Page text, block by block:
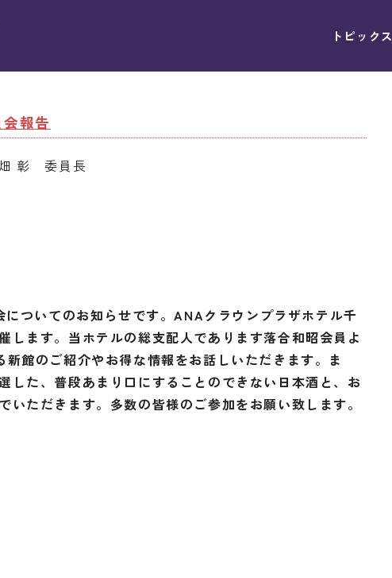
トピックス
報告
彰 委員長
についてのお知らせです。ANAクラウンプラザホテル千
します。当ホテルの総支配人であります落合和昭会員よ
新館のご紹介やお得な情報をお話しいただきます。ま
した、普段あまり口にすることのできない日本酒と、お
いただきます。多数の皆様のご参加をお願い致します。